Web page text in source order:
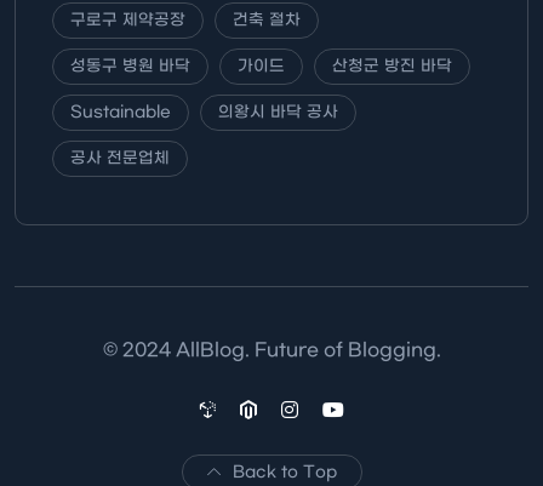
구로구 제약공장 건축 절차
성동구 병원 바닥 가이드 산청군 방진 바닥
Sustainable 의왕시 바닥 공사
공사 전문업체
© 2024 AllBlog. Future of Blogging.
Back to Top